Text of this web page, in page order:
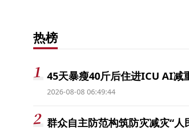
热榜
45天暴瘦40斤后住进ICU AI减
2026-08-08 06:49:44
群众自主防范构筑防灾减灾“